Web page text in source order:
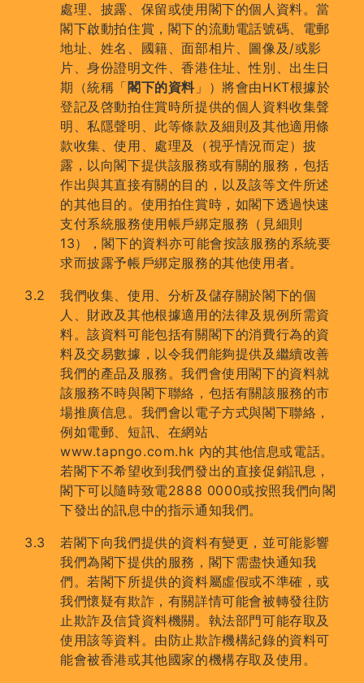
處理、披露、保留或使用閣下的個人資料。當
閣下啟動拍住賞，閣下的流動電話號碼、電郵
地址、姓名、國籍、面部相片、圖像及/或影
片、身份證明文件、香港住址、性別、出生日
期（統稱「 閣下的資料 」）將會由HKT根據於
登記及啓動拍住賞時所提供的個人資料收集聲
明、私隱聲明、此等條款及細則及其他適用條
款收集、使用、處理及（視乎情況而定）披
露，以向閣下提供該服務或有關的服務，包括
作出與其直接有關的目的，以及該等文件所述
的其他目的。使用拍住賞時，如閣下透過快速
支付系統服務使用帳戶綁定服務（見細則
13），閣下的資料亦可能會按該服務的系統要
求而披露予帳戶綁定服務的其他使用者。
我們收集、使用、分析及儲存關於閣下的個
人、財政及其他根據適用的法律及規例所需資
料。該資料可能包括有關閣下的消費行為的資
料及交易數據，以令我們能夠提供及繼續改善
我們的產品及服務。我們會使用閣下的資料就
該服務不時與閣下聯絡，包括有關該服務的市
場推廣信息。我們會以電子方式與閣下聯絡，
例如電郵、短訊、在網站
www.tapngo.com.hk 內的其他信息或電話。
若閣下不希望收到我們發出的直接促銷訊息，
閣下可以隨時致電2888 0000或按照我們向閣
下發出的訊息中的指示通知我們。
若閣下向我們提供的資料有變更，並可能影響
我們為閣下提供的服務，閣下需盡快通知我
們。若閣下所提供的資料屬虛假或不準確，或
我們懷疑有欺詐，有關詳情可能會被轉發往防
止欺詐及信貸資料機關。執法部門可能存取及
使用該等資料。由防止欺詐機構紀錄的資料可
能會被香港或其他國家的機構存取及使用。